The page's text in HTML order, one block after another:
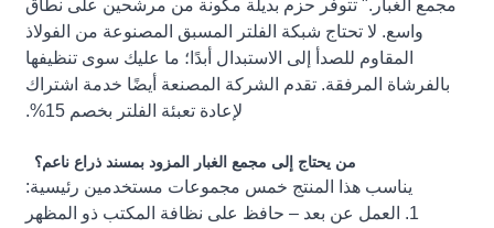
مجمع الغبار." تتوفر حزم بديلة مكونة من مرشحين على نطاق
واسع. لا تحتاج شبكة الفلتر المسبق المصنوعة من الفولاذ
المقاوم للصدأ إلى الاستبدال أبدًا؛ ما عليك سوى تنظيفها
بالفرشاة المرفقة. تقدم الشركة المصنعة أيضًا خدمة اشتراك
لإعادة تعبئة الفلتر بخصم 15%.
من يحتاج إلى مجمع الغبار المزود بمسند ذراع ناعم؟
يناسب هذا المنتج خمس مجموعات مستخدمين رئيسية:
1. العمل عن بعد – حافظ على نظافة المكتب ذو المظهر